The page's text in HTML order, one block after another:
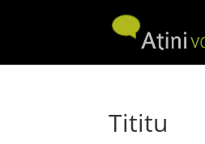
Tititu